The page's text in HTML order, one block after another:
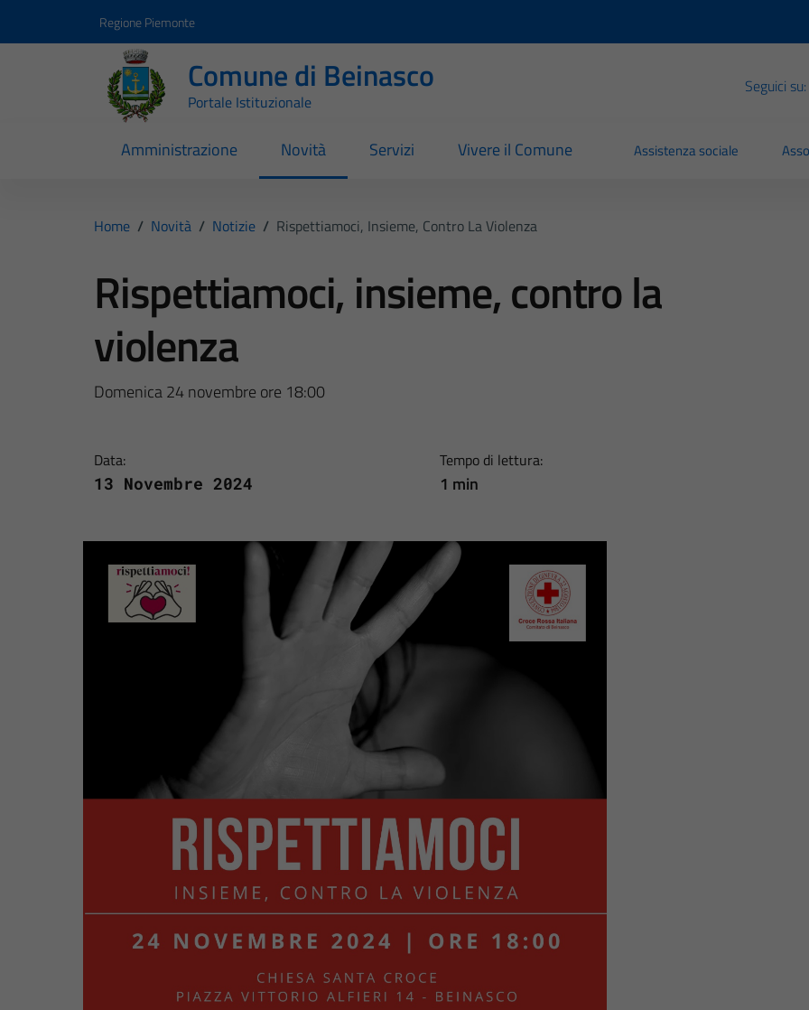
Regione Piemonte
Comune di Beinasco
Portale Istituzionale
Seguici su:
Amministrazione Novità Servizi Vivere il Comune Assistenza sociale
Home / Novità / Notizie / Rispettiamoci, Insieme, Contro La Violenza
Rispettiamoci, insieme, contro la
violenza
Domenica 24 novembre ore 18:00
Data:
13 Novembre 2024
Tempo di lettura:
1 min